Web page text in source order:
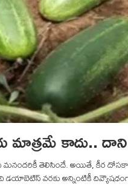
కాదు..
తెలిసిందే. అయితే, కీర
డయాబెటిస్ వరకు అన్నింటికీ